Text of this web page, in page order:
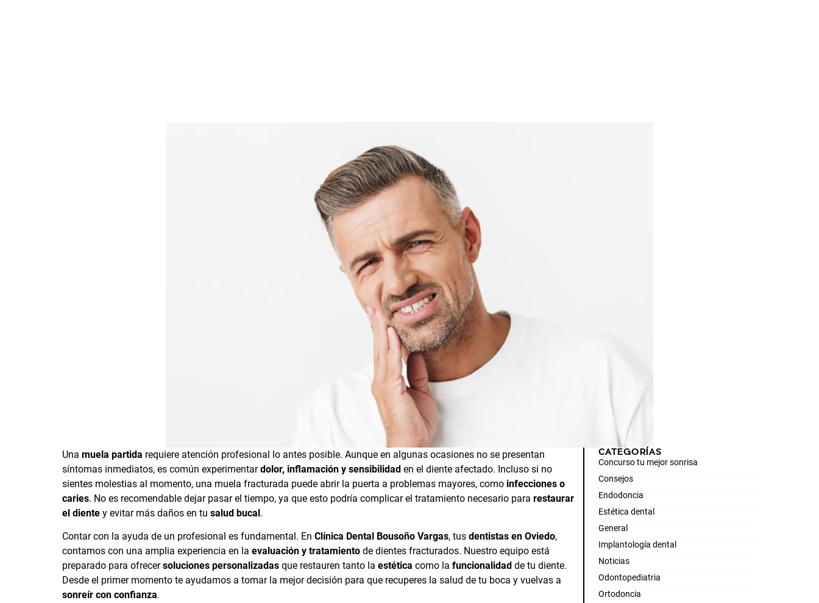
Una muela partida requiere atención profesional lo antes posible. Aunque en algunas ocasiones no se presentan
síntomas inmediatos, es común experimentardolor, inflamación y sensibilidad en el diente afectado. Incluso si no
sientes molestias al momento, una muela fracturada puede abrir la puerta a problemas mayores, como infecciones o
caries. No es recomendable dejar pasar el tiempo, ya que esto podría complicar el tratamiento necesario para restaurar
el diente y evitar más daños en tu salud bucal.
Contar con la ayuda de un profesional es fundamental. En Clínica Dental Bousoño Vargas, tus dentistas en Oviedo,
contamos con una amplia experiencia en la evaluación y tratamiento de dientes fracturados. Nuestro equipo está
preparado para ofrecersoluciones personalizadas que restauren tanto la estética como la funcionalidad de tu diente.
Desde el primer momento te ayudamos a tomar la mejor decisión para que recuperes la salud de tu boca y vuelvas a
sonreír con confianza.
CATEGORÍAS
Concurso tu mejor sonrisa
Consejos
Endodoncia
Estética dental
General
Implantología dental
Noticias
Odontopediatria
Ortodoncia